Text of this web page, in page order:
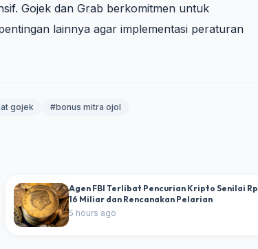
Gojek dan Grab berkomitmen untuk
lainnya agar implementasi peraturan
gojek #bonus mitra ojol
Agen FBI Terlibat Pencurian Kripto Senilai Rp
16 Miliar dan Rencanakan Pelarian
5 hours ago